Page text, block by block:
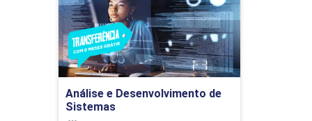
96
HENRIQUE CAMPOS FREITAS
Análise e Desenvolvimento de
Sistemas
Detalhes do curso
Ir para Inscrição